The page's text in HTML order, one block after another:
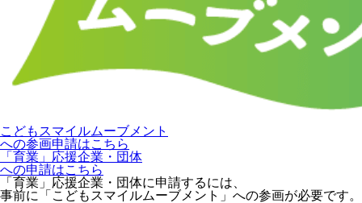
こどもスマイルムーブメント
への参画申請はこちら
「育業」応援企業・団体
への申請はこちら
「育業」応援企業・団体に申請するには、
事前に「こどもスマイルムーブメント」への参画が必要です。